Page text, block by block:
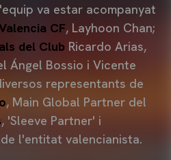
va estar acompanyat
CF, Layhoon Chan;
del Club Ricardo Arias,
Ángel Bossio i Vicente
representants de
, Main Global Partner del
, 'Sleeve Partner' i
l'entitat valencianista.